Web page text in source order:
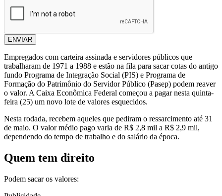
ENVIAR
Empregados com carteira assinada e servidores públicos que
trabalharam de 1971 a 1988 e estão na fila para sacar cotas do antigo
fundo Programa de Integração Social (PIS) e Programa de
Formação do Patrimônio do Servidor Público (Pasep) podem reaver
o valor. A Caixa Econômica Federal começou a pagar nesta quinta-
feira (25) um novo lote de valores esquecidos.
Nesta rodada, recebem aqueles que pediram o ressarcimento até 31
de maio. O valor médio pago varia de R$ 2,8 mil a R$ 2,9 mil,
dependendo do tempo de trabalho e do salário da época.
Quem tem direito
Podem sacar os valores: